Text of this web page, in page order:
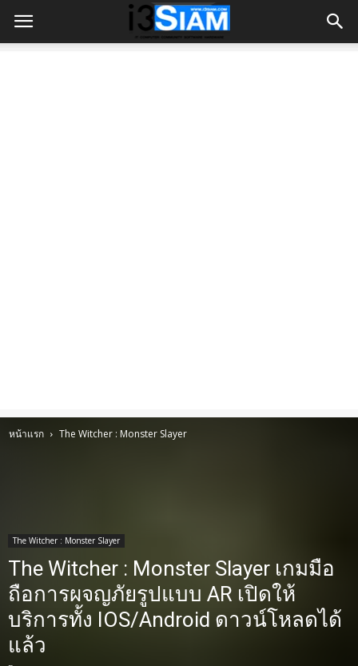
หน้าแรก The Witcher : Monster Slayer
The Witcher : Monster Slayer
The Witcher : Monster Slayer เกมมือ
ถือการผจญภัยรูปแบบ AR เปิดให้
บริการทั้ง IOS/Android ดาวน์โหลดได้
แล้ว